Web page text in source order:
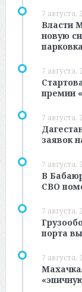
7 августа,
Власти
новую
7 августа,
премии
7 августа,
заявок
7 августа,
В
СВО
7 августа,
порта
7 августа,